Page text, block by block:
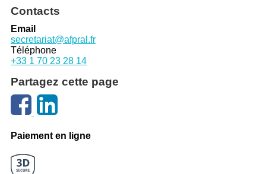
Contacts
Email
secretariat@afpral.fr
Téléphone
+33 1 70 23 28 14
Partagez cette page
Paiement en ligne